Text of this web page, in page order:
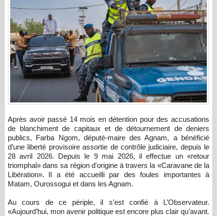
Après avoir passé 14 mois en détention pour des accusations
de blanchiment de capitaux et de détournement de deniers
publics, Farba Ngom, député-maire des Agnam, a bénéficié
d’une liberté provisoire assortie de contrôle judiciaire, depuis le
28 avril 2026. Depuis le 9 mai 2026, il effectue un «retour
triomphal» dans sa région d'origine à travers la «Caravane de la
Libération». Il a été accueilli par des foules importantes à
Matam, Ourossogui et dans les Agnam.
Au cours de ce périple, il s’est confié à L’Observateur.
«Aujourd’hui, mon avenir politique est encore plus clair qu’avant.